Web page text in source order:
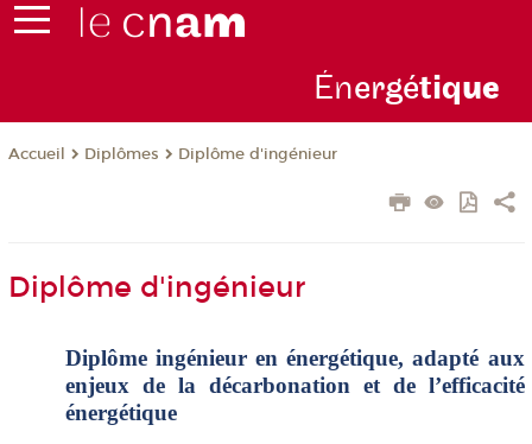
Énergétique
Accueil Diplômes Diplôme d'ingénieur
Diplôme d'ingénieur
Diplôme ingénieur en énergétique, adapté aux
enjeux de la décarbonation et de l’efficacité
énergétique